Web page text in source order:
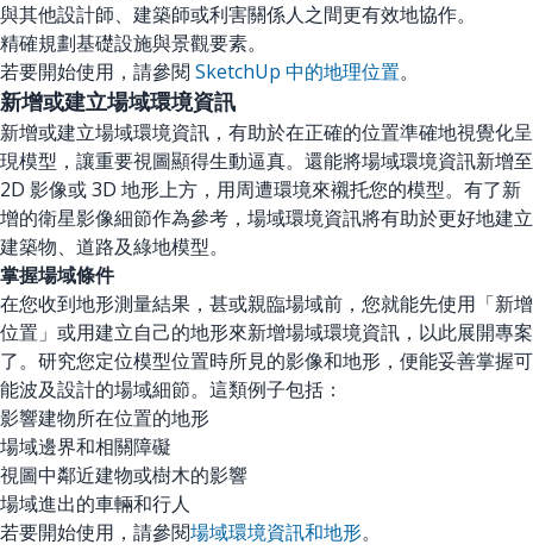
與其他設計師、建築師或利害關係人之間更有效地協作。
精確規劃基礎設施與景觀要素。
若要開始使用，請參閱 SketchUp 中的地理位置。
新增或建立場域環境資訊
新增或建立場域環境資訊，有助於在正確的位置準確地視覺化呈
現模型，讓重要視圖顯得生動逼真。還能將場域環境資訊新增至
2D 影像或 3D 地形上方，用周遭環境來襯托您的模型。有了新
增的衛星影像細節作為參考，場域環境資訊將有助於更好地建立
建築物、道路及綠地模型。
掌握場域條件
在您收到地形測量結果，甚或親臨場域前，您就能先使用「新增
位置」或用建立自己的地形來新增場域環境資訊，以此展開專案
了。研究您定位模型位置時所見的影像和地形，便能妥善掌握可
能波及設計的場域細節。這類例子包括：
影響建物所在位置的地形
場域邊界和相關障礙
視圖中鄰近建物或樹木的影響
場域進出的車輛和行人
若要開始使用，請參閱場域環境資訊和地形。